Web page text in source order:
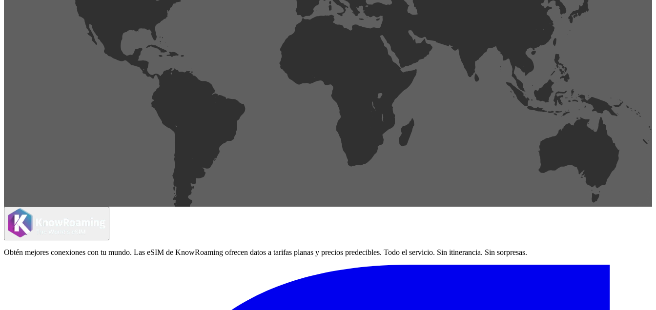
Página no encontrada,
La página que buscas no existe o se ha cambiado de lugar.
Comprueba la URL e inténtalo de nuevo.
Obtén mejores conexiones con tu mundo. Las eSIM de KnowRoaming ofrecen datos a tarifas planas y precios predecibles. Todo el servicio. Sin itinerancia. Sin sorpresas.